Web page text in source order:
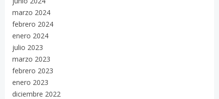
marzo 2024
febrero 2024
enero 2024
julio 2023
marzo 2023
febrero 2023
enero 2023
diciembre 2022